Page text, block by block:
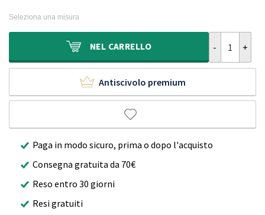
500,00€.
299,90€.
Seleziona una misura
NEL CARRELLO
Antiscivolo premium
Paga in modo sicuro, prima o dopo l'acquisto
Consegna gratuita da 70€
Reso entro 30 giorni
Resi gratuiti